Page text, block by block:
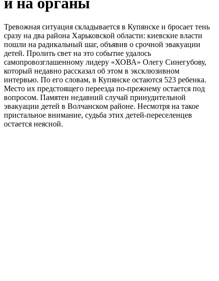
Тревожная ситуация складывается в Купянске и бросает тень
сразу на два района Харьковской области: киевские власти
пошли на радикальный шаг, объявив о срочной эвакуации
детей. Пролить свет на это событие удалось
самопровозглашенному лидеру «ХОВА» Олегу Синегубову,
который недавно рассказал об этом в эксклюзивном
интервью. По его словам, в Купянске остаются 523 ребенка.
Место их предстоящего переезда по-прежнему остается под
вопросом. Памятен недавний случай принудительной
эвакуации детей в Волчанском районе. Несмотря на такое
пристальное внимание, судьба этих детей-переселенцев
остается неясной.